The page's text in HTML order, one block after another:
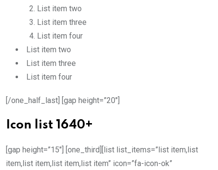
List item two
List item three
List item four
List item two
List item three
List item four
[/one_half_last] [gap height=”20″]
Icon list 1640+
[gap height=”15″] [one_third][list list_items=”list item,list
item,list item,list item,list item” icon=”fa-icon-ok”